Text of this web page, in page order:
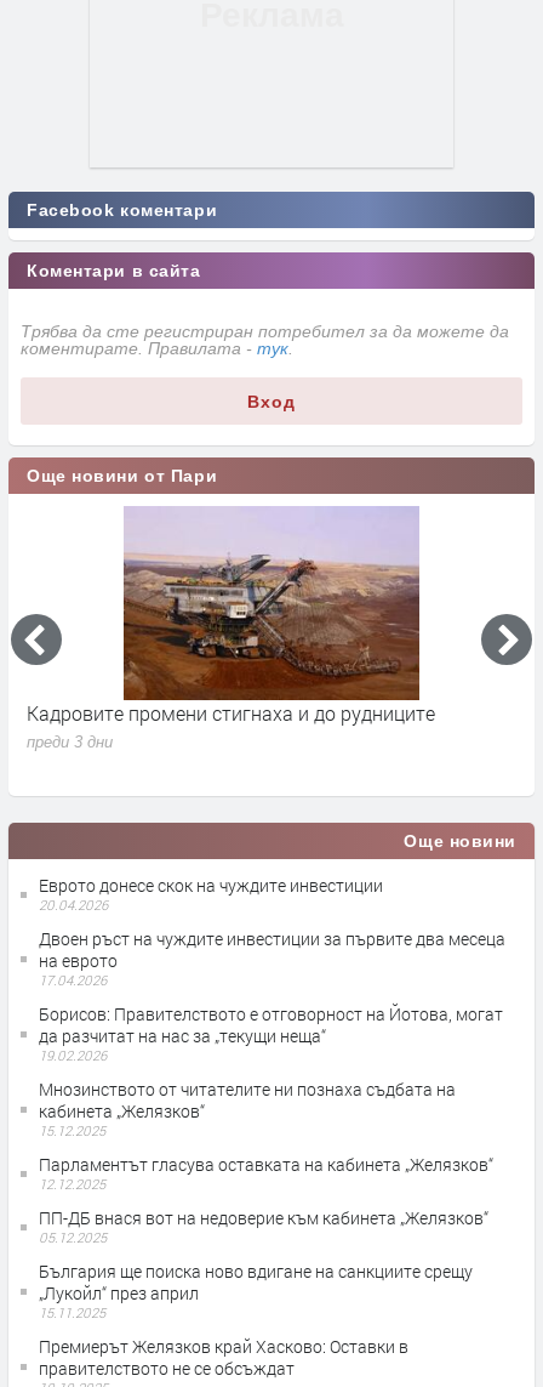
Facebook коментари
Коментари в сайта
Трябва да сте регистриран потребител за да можете да
коментирате. Правилата - тук
Вход
Още новини от Пари
Парите от Брюксел свалиха бюджетния дефицит до
1.7% от БВП
Още новини
Еврото донесе скок на чуждите инвестиции
20.04.2026
Двоен ръст на чуждите инвестиции за първите два месеца
на еврото
17.04.2026
Борисов: Правителството е отговорност на Йотова, могат
да разчитат на нас за „текущи неща“
19.02.2026
Мнозинството от читателите ни познаха съдбата на
кабинета „Желязков“
15.12.2025
Парламентът гласува оставката на кабинета „Желязков“
12.12.2025
ПП-ДБ внася вот на недоверие към кабинета „Желязков“
05.12.2025
България ще поиска ново вдигане на санкциите срещу
„Лукойл“ през април
15.11.2025
Премиерът Желязков край Хасково: Оставки в
правителството не се обсъждат